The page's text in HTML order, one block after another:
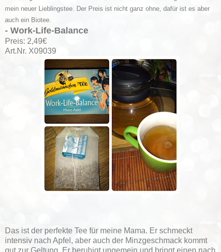
mein neuer Lieblingstee. Der Preis ist nicht ganz ohne, dafür ist es aber
auch ein Biotee.
- Work-Life-Balance
Preis: 2,49€
Art.Nr. X09039
Das ist der perfekte Tee für meine Mama. Er schmeckt
intensiv nach Apfel, aber auch der Minzgeschmack kommt